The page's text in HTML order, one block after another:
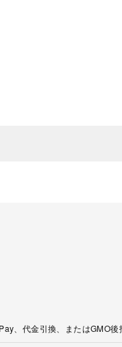
、代金引換、またはGMO